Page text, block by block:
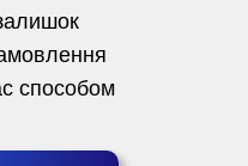
способом